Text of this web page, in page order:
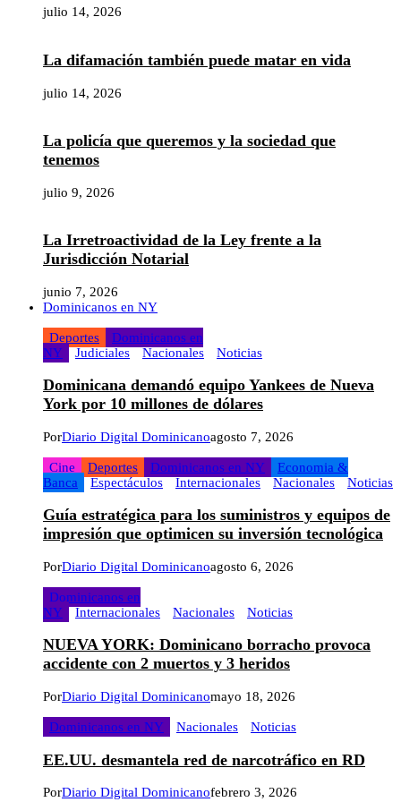
julio 14, 2026
La difamación también puede matar en vida
julio 14, 2026
La policía que queremos y la sociedad que
tenemos
julio 9, 2026
La Irretroactividad de la Ley frente a la
Jurisdicción Notarial
junio 7, 2026
Dominicanos en NY
Deportes
Dominicanos en
NY
Judiciales Nacionales Noticias
Dominicana demandó equipo Yankees de Nueva
York por 10 millones de dólares
PorDiario Digital Dominicanoagosto 7, 2026
Cine Deportes Dominicanos en NY
Economia &
Banca
Espectáculos Internacionales Nacionales Noticias
Guía estratégica para los suministros y equipos de
impresión que optimicen su inversión tecnológica
PorDiario Digital Dominicanoagosto 6, 2026
Dominicanos en
NY
Internacionales Nacionales Noticias
NUEVA YORK: Dominicano borracho provoca
accidente con 2 muertos y 3 heridos
PorDiario Digital Dominicanomayo 18, 2026
Dominicanos en NY Nacionales Noticias
EE.UU. desmantela red de narcotráfico en RD
PorDiario Digital Dominicanofebrero 3, 2026